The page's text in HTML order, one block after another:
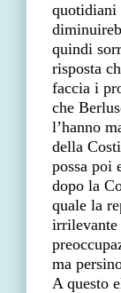
quotidiani
quindi
risposta
faccia i
che
l’hanno
della
possa poi
dopo la
quale la
irrilevante
ma
A questo